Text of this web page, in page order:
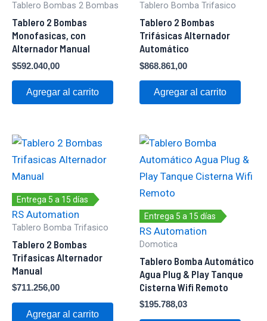
Tablero Bombas 2 Bombas
Tablero 2 Bombas
Monofasicas, con
Alternador Manual
$592.040,00
Agregar al carrito
Tablero Bomba Trifasico
Tablero 2 Bombas
Trifásicas Alternador
Automático
$868.861,00
Agregar al carrito
Entrega 5 a 15 días
RS Automation
Tablero Bomba Trifasico
Tablero 2 Bombas
Trifasicas Alternador
Manual
$711.256,00
Agregar al carrito
Entrega 5 a 15 días
RS Automation
Domotica
Tablero Bomba Automático
Agua Plug & Play Tanque
Cisterna Wifi Remoto
$195.788,03